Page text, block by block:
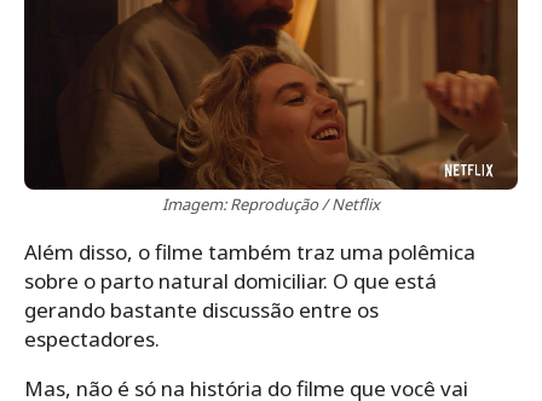
Imagem: Reprodução / Netflix
Além disso, o filme também traz uma polêmica
sobre o parto natural domiciliar. O que está
gerando bastante discussão entre os
espectadores.
Mas, não é só na história do filme que você vai